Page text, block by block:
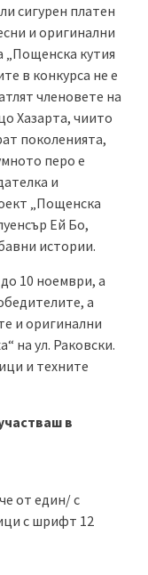
сигурен платен
и оригинални
„Пощенска кутия
в конкурса не е
членовете на
Хазарта, чиито
поколенията,
перо е
и
„Пощенска
Ей Бо,
истории.
10 ноември, а
а
и оригинални
на ул. Раковски.
и техните
в
от един/ с
с шрифт 12